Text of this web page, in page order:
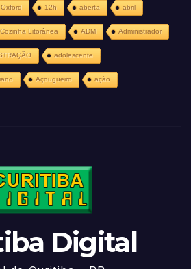
12h aberta abril
Litorânea ADM Administrador
adolescente
Açougueiro ação
Digital